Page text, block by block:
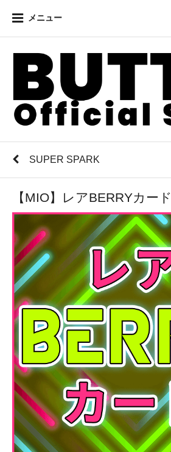
メニュー
SUPER SPARK
【MIO】レアBERRYカード